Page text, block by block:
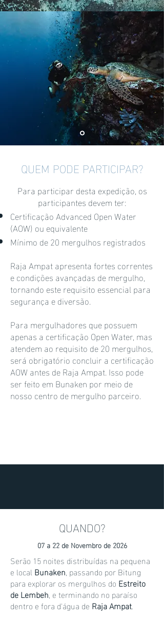
QUEM PODE PARTICIPAR?
Para participar desta expedição, os
participantes devem ter:
Certificação Advanced Open Water
(AOW) ou equivalente
Mínimo de 20 mergulhos registrados
Raja Ampat apresenta fortes correntes
e condições avançadas de mergulho,
tornando este requisito essencial para
segurança e diversão.
Para mergulhadores que possuem
apenas a certificação Open Water, mas
atendem ao requisito de 20 mergulhos,
será obrigatório concluir a certificação
AOW antes de Raja Ampat. Isso pode
ser feito em Bunaken por meio de
nosso centro de mergulho parceiro.
QUANDO?
07 a 22 de Novembro de 2026
Serão 15 noites distribuídas na pequena
e localBunaken, passando por Bitung
para explorar os mergulhos do Estreito
de Lembeh, e terminando no paraíso
dentro e fora d'água de Raja Ampat.